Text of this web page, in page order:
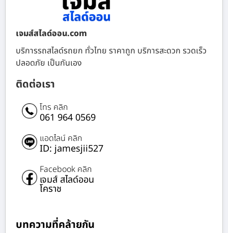
เจมส์สไลด์ออน.com
บริการรถสไลด์รถยก ทั่วไทย ราคาถูก บริการสะดวก รวดเร็ว
ปลอดภัย เป็นกันเอง
ติดต่อเรา
โทร คลิก
061 964 0569
แอดไลน์ คลิก
ID: jamesjii527
Facebook คลิก
เจมส์ สไลด์ออน
โคราช
บทความที่คล้ายกัน